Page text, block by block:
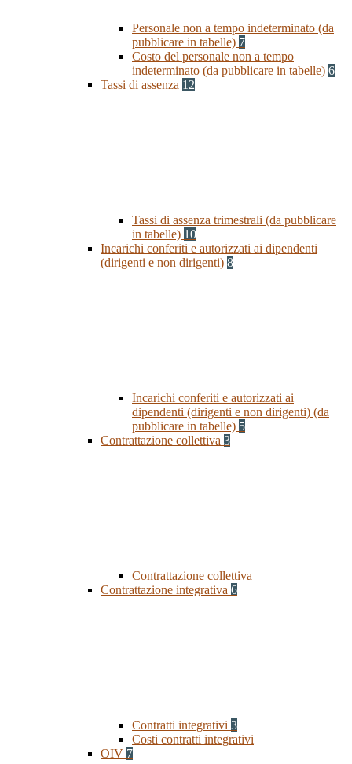
Personale non a tempo indeterminato (da
pubblicare in tabelle) 7
Costo del personale non a tempo
indeterminato (da pubblicare in tabelle) 6
Tassi di assenza 12
Tassi di assenza trimestrali (da pubblicare
in tabelle) 10
Incarichi conferiti e autorizzati ai dipendenti
(dirigenti e non dirigenti) 8
Incarichi conferiti e autorizzati ai
dipendenti (dirigenti e non dirigenti) (da
pubblicare in tabelle) 5
Contrattazione collettiva 3
Contrattazione collettiva
Contrattazione integrativa 6
Contratti integrativi 3
Costi contratti integrativi
OIV 7